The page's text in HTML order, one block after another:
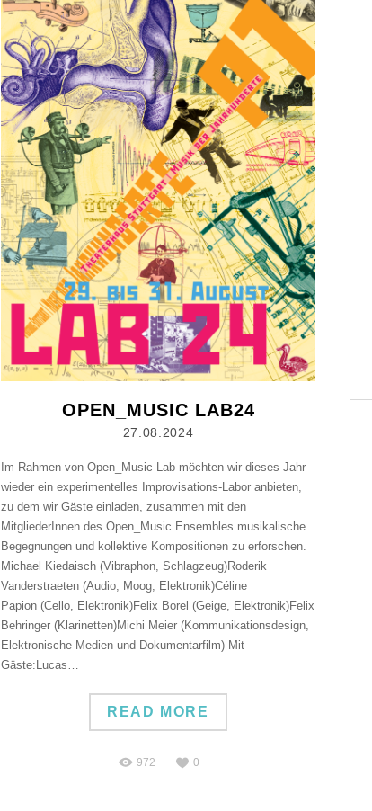
OPEN_MUSIC LAB24
27.08.2024
Im Rahmen von Open_Music Lab möchten wir dieses Jahr
wieder ein experimentelles Improvisations-Labor anbieten,
zu dem wir Gäste einladen, zusammen mit den
MitgliederInnen des Open_Music Ensembles musikalische
Begegnungen und kollektive Kompositionen zu erforschen.
Michael Kiedaisch (Vibraphon, Schlagzeug)Roderik
Vanderstraeten (Audio, Moog, Elektronik)Céline
Papion (Cello, Elektronik)Felix Borel (Geige, Elektronik)Felix
Behringer (Klarinetten)Michi Meier (Kommunikationsdesign,
Elektronische Medien und Dokumentarfilm) Mit
Gäste:Lucas…
READ MORE
972 0